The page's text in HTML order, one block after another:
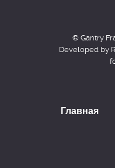
© Gantry
Developed by
Главная